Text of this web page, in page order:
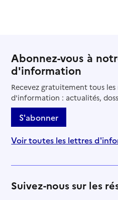
Abonnez-vous à
d'information
Recevez gratuitement tous
d'information : actualités,
S'abonner
Voir toutes les lettres
Suivez-nous sur les